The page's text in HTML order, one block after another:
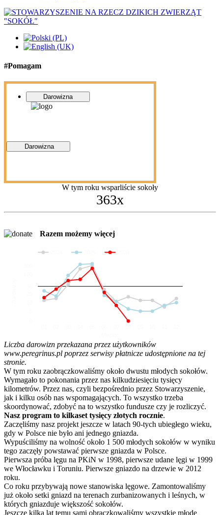
#Pomagam
Darowizna
Darowizna
W tym roku wsparliście sokoły
363x
Razem możemy więcej
Liczba darowizn przekazana przez użytkowników
www.peregrinus.pl poprzez serwisy płatnicze udostępnione na tej
stronie.
W tym roku zaobrączkowaliśmy około dwustu młodych sokołów.
Wymagało to pokonania przez nas kilkudziesięciu tysięcy
kilometrów. Przez nas, czyli bezpośrednio przez Stowarzyszenie,
jak i kilku osób nas wspomagających. To wszystko trzeba
skoordynować, zdobyć na to wszystko fundusze czy je rozliczyć.
Nasz program to kilkaset tysięcy złotych rocznie.
Zaczęliśmy nasz projekt jeszcze w latach 90-tych ubiegłego wieku,
gdy w Polsce nie było ani jednego gniazda.
Wypuściliśmy na wolność około 1 500 młodych sokołów w wyniku
tego zaczęły powstawać pierwsze gniazda w Polsce.
Pierwsza próba lęgu na PKiN w 1998, pierwsze udane lęgi w 1999
we Włocławku i Toruniu. Pierwsze gniazdo na drzewie w 2012
roku.
Co roku przybywają nowe stanowiska lęgowe. Zamontowaliśmy
już około setki gniazd na terenach zurbanizowanych i leśnych, w
których gniazduje większość sokołów.
Jeszcze kilka lat temu sami obrączkowaliśmy wszystkie młode